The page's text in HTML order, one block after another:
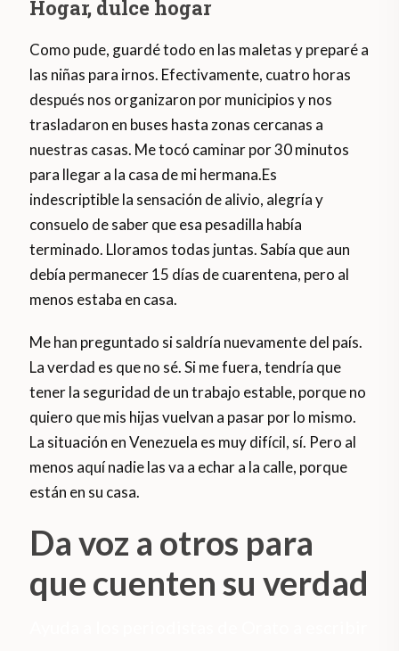
Hogar, dulce hogar
Como pude, guardé todo en las maletas y preparé a
las niñas para irnos. Efectivamente, cuatro horas
después nos organizaron por municipios y nos
trasladaron en buses hasta zonas cercanas a
nuestras casas. Me tocó caminar por 30 minutos
para llegar a la casa de mi hermana.Es
indescriptible la sensación de alivio, alegría y
consuelo de saber que esa pesadilla había
terminado. Lloramos todas juntas. Sabía que aun
debía permanecer 15 días de cuarentena, pero al
menos estaba en casa.
Me han preguntado si saldría nuevamente del país.
La verdad es que no sé. Si me fuera, tendría que
tener la seguridad de un trabajo estable, porque no
quiero que mis hijas vuelvan a pasar por lo mismo.
La situación en Venezuela es muy difícil, sí. Pero al
menos aquí nadie las va a echar a la calle, porque
están en su casa.
Da voz a otros para
que cuenten su verdad